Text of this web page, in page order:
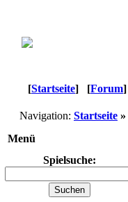
[Startseite] [Forum]
Navigation: Startseite »
Menü
Spielsuche: